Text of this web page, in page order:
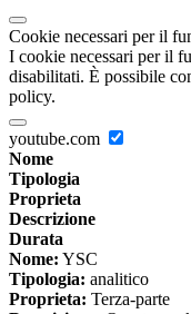
Cookie necessari per il
I cookie necessari per il
disabilitati. È possibile
policy.
youtube.com
Nome
Tipologia
Proprieta
Descrizione
Durata
Nome: YSC
Tipologia: analitico
Proprieta: Terza-parte